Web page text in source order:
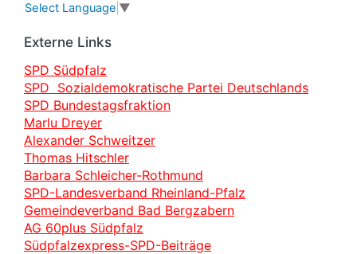
Select Language ▼
Externe Links
SPD Südpfalz
SPD Sozialdemokratische Partei Deutschlands
SPD Bundestagsfraktion
Marlu Dreyer
Alexander Schweitzer
Thomas Hitschler
Barbara Schleicher-Rothmund
SPD-Landesverband Rheinland-Pfalz
Gemeindeverband Bad Bergzabern
AG 60plus Südpfalz
Südpfalzexpress-SPD-Beiträge